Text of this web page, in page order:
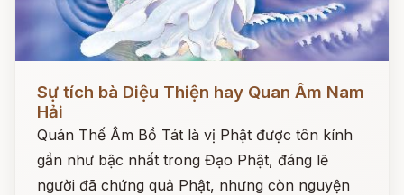
Sự tích bà Diệu Thiện hay Quan Âm Nam
Hải
Quán Thế Âm Bồ Tát là vị Phật được tôn kính
gần như bậc nhất trong Đạo Phật, đáng lẽ
người đã chứng quả Phật, nhưng còn nguyện